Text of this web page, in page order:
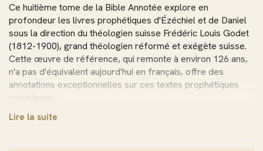
Ce huitième tome de la Bible Annotée explore en
profondeur les livres prophétiques d'Ézéchiel et de Daniel
sous la direction du théologien suisse Frédéric Louis Godet
(1812-1900), grand théologien réformé et exégète suisse.
Cette œuvre de référence, qui remonte à environ 126 ans,
n'a pas d'équivalent aujourd'hui en français, offre des
annotations exceptionnelles sur ces textes prophétiques
complexes.
Le format PDF préserve fidèlement la mise en page
Lire la suite